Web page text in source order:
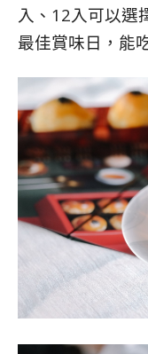
入、12入可以選
最佳賞味日，能